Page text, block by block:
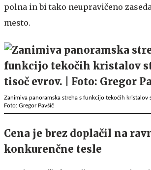
polna in bi tako neupravičeno
mesto.
Zanimiva panoramska streha s funkcijo tekočih kristalov
Foto: Gregor Pavšič
Cena je brez doplačil na
konkurenčne tesle